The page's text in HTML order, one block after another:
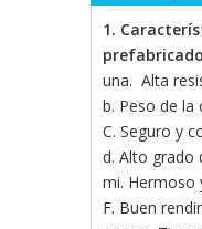
1.
prefabricado
una. Alta
b. Peso de la
C. Seguro y
d. Alto grado
mi.
F. Buen